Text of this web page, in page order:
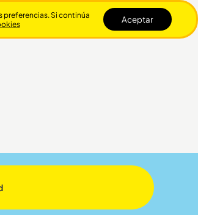
Cerrar
Si continúa
Aceptar